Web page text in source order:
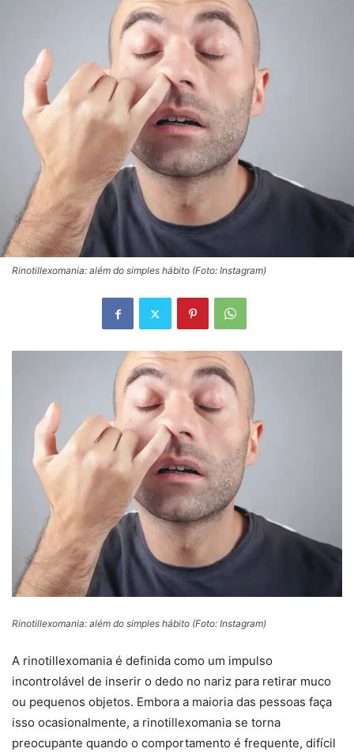
Rinotillexomania: além do simples hábito (Foto: Instagram)
Rinotillexomania: além do simples hábito (Foto: Instagram)
A rinotillexomania é definida como um impulso
incontrolável de inserir o dedo no nariz para retirar muco
ou pequenos objetos. Embora a maioria das pessoas faça
isso ocasionalmente, a rinotillexomania se torna
preocupante quando o comportamento é frequente, difícil